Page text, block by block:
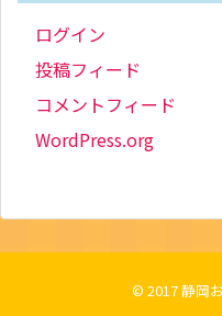
ログイン
投稿フィード
コメントフィード
WordPress.org
© 2017静岡